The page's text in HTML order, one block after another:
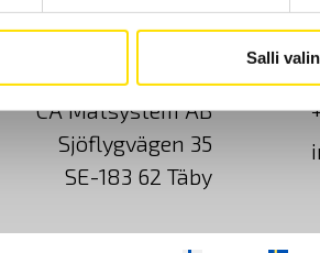
Salli
CA Mätsystem AB
Sjöflygvägen 35
SE-183 62 Täby